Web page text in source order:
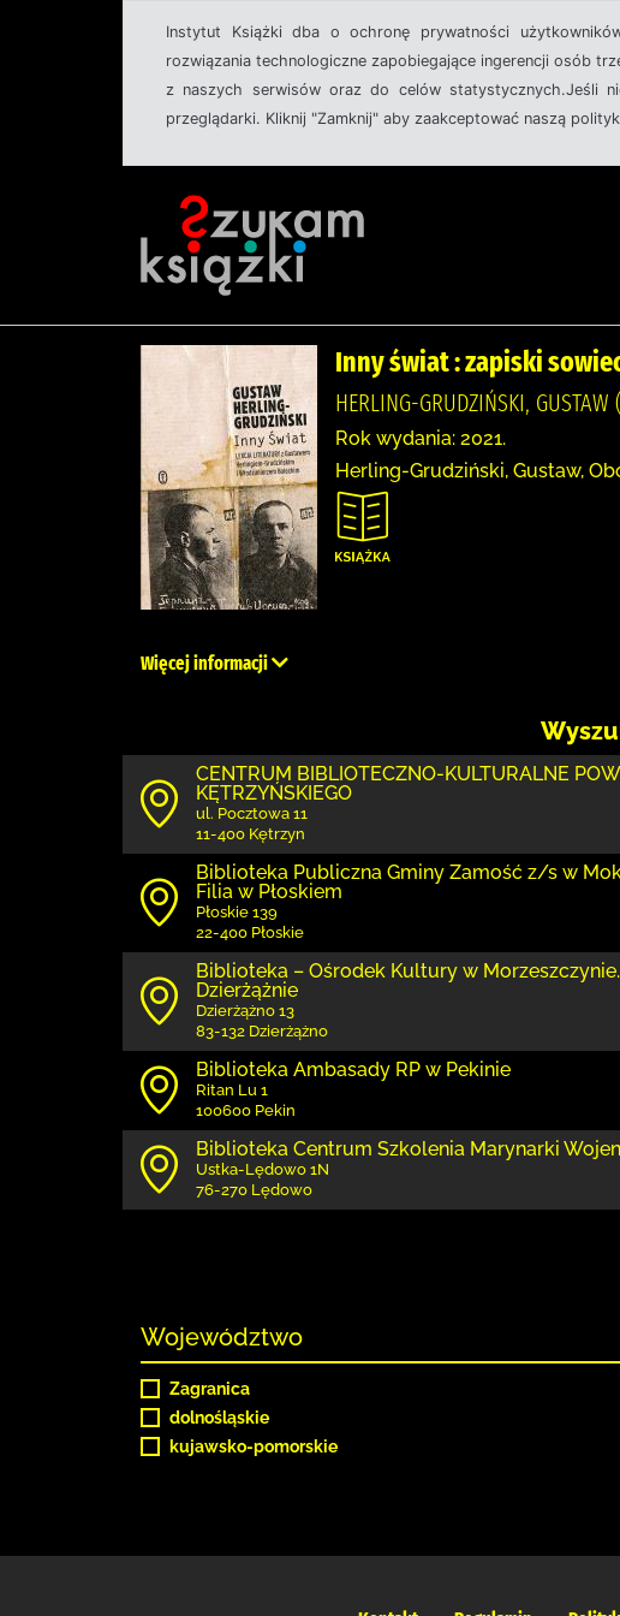
Instytut Książki dba o ochronę prywatności
rozwiązania technologiczne zapobiegające ingerencji osób
z naszych serwisów oraz do celów statystycznych.Jeśli
przeglądarki. Kliknij "Zamknij" aby zaakceptować naszą
Inny świat : zapiski
HERLING-GRUDZIŃSKI,
Rok wydania: 2021.
Herling-Grudziński, Gustaw,
Więcej informacji
CENTRUM BIBLIOTECZNO-KULTURALNE
KĘTRZYŃSKIEGO
ul. Pocztowa 11
11-400 Kętrzyn
Biblio­teka Publiczna Gminy Zamość z/s w
Filia w Płoskiem
Płoskie 139
22-400 Płoskie
Biblioteka – Ośrodek Kultury w
Dzierżążnie
Dzierżążno 13
83-132 Dzierżążno
Biblioteka Ambasady RP w Pekinie
Ritan Lu 1
100600 Pekin
Biblioteka Centrum Szkolenia Marynarki
Ustka-Lędowo 1N
76-270 Lędowo
Województwo
Zagranica
dolnośląskie
kujawsko-pomorskie